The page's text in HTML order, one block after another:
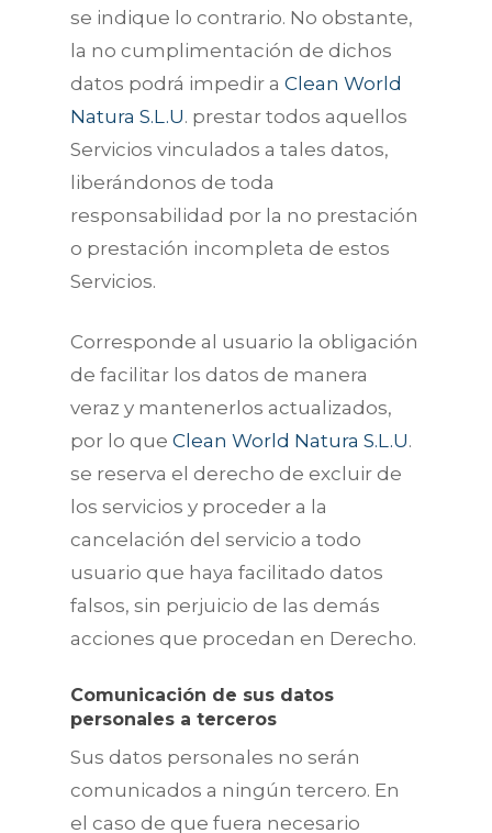
se indique lo contrario. No obstante,
la no cumplimentación de dichos
datos podrá impedir aClean World
Natura S.L.U. prestar todos aquellos
Servicios vinculados a tales datos,
liberándonos de toda
responsabilidad por la no prestación
o prestación incompleta de estos
Servicios.
Corresponde al usuario la obligación
de facilitar los datos de manera
veraz y mantenerlos actualizados,
por lo queClean World Natura S.L.U.
se reserva el derecho de excluir de
los servicios y proceder a la
cancelación del servicio a todo
usuario que haya facilitado datos
falsos, sin perjuicio de las demás
acciones que procedan en Derecho.
Comunicación de sus datos
personales a terceros
Sus datos personales no serán
comunicados a ningún tercero. En
el caso de que fuera necesario